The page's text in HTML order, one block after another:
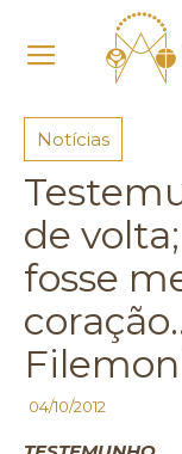
Notícias
Notícias
de
fosse
Filemon
04/10/2012